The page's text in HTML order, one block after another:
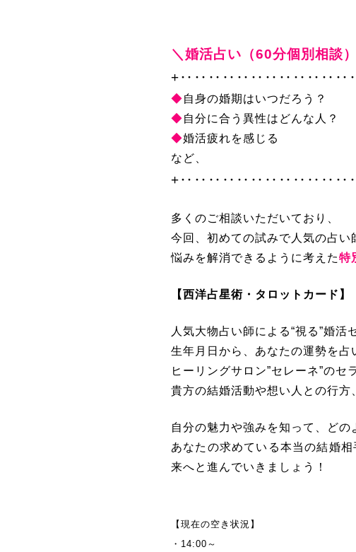
＼婚活占い（60分個別相談
◆自身の婚期はいつだろう？
◆自分に合う異性はどんな人？
◆婚活疲れを感じる
など、
多くのご相談いただいており、
今回、初めての試みで人気の占い
悩みを解消できるように考えた特
【西洋占星術・タロットカード
人気大物占い師による“視る”婚活
生年月日から、あなたの運勢を占
ヒーリングサロン”セレーネ”のセ
貴方の結婚活動や想い人との行方
自分の魅力や強みを知って、ど
あなたの求めている本当の結婚
来へと進んでいきましょう！
【現在の空き状況】
・14:00～